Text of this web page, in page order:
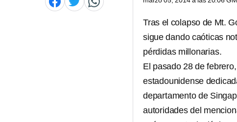
Tras el colapso de Mt.
sigue dando caóticas
pérdidas millonarias.
El pasado 28 de
estadounidense
departamento de
autoridades del